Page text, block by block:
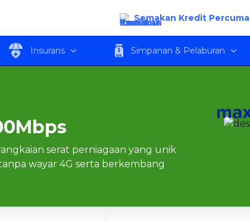
Semakan Kredit Percuma
Insurans Simpanan & Pelaburan
serat perniagaan yang unik
wayar 4G serta berkembang